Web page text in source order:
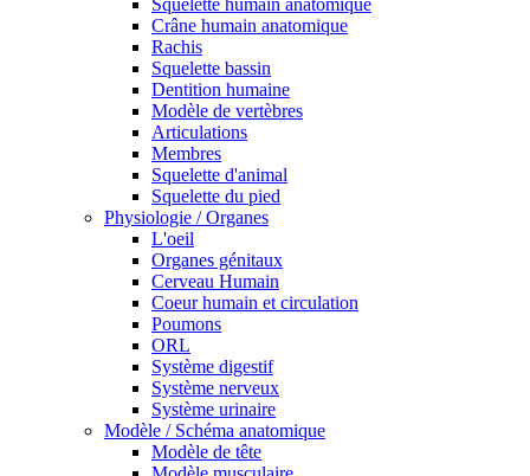
Squelette humain anatomique
Crâne humain anatomique
Rachis
Squelette bassin
Dentition humaine
Modèle de vertèbres
Articulations
Membres
Squelette d'animal
Squelette du pied
Physiologie / Organes
L'oeil
Organes génitaux
Cerveau Humain
Coeur humain et circulation
Poumons
ORL
Système digestif
Système nerveux
Système urinaire
Modèle / Schéma anatomique
Modèle de tête